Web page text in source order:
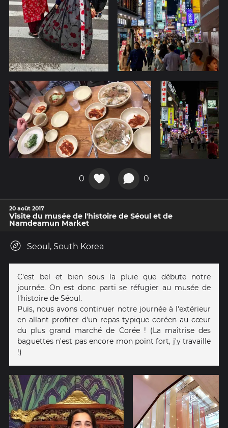
0 0
20 août 2017
Visite du musée de l'histoire de Séoul et de
Namdeamun Market
Seoul, South Korea
C'est bel et bien sous la pluie que débute notre
journée. On est donc parti se réfugier au musée de
l'histoire de Séoul.
Puis, nous avons continuer notre journée à l'extérieur
en allant profiter d'un repas typique coréen au cœur
du plus grand marché de Corée ! (La maîtrise des
baguettes n'est pas encore mon point fort, j'y travaille
!)